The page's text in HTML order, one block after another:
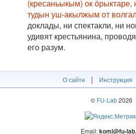
(кресаньыкым) ок ӧрыктаре,
тудын уш-акылжым от
доклады, ни спектакли, ни
удивят крестьянина,
его разум.
О сайте | Инструкция
© FU-Lab2026
Email:komi@fu-